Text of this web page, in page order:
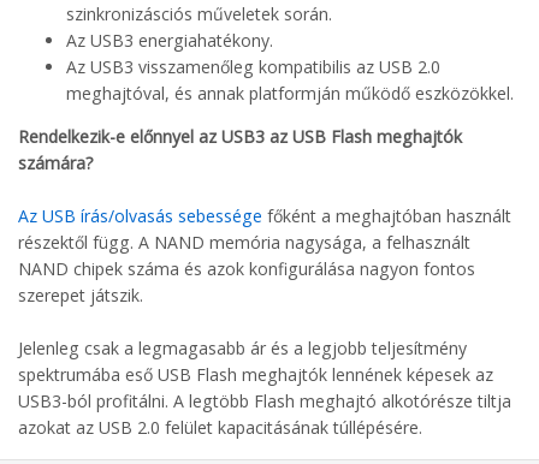
szinkronizásciós műveletek során.
Az USB3 energiahatékony.
Az USB3 visszamenőleg kompatibilis az USB 2.0
meghajtóval, és annak platformján működő eszközökkel.
Rendelkezik-e előnnyel az USB3 az USB Flash meghajtók
számára?
Az USB írás/olvasás sebessége főként a meghajtóban használt
részektől függ. A NAND memória nagysága, a felhasznált
NAND chipek száma és azok konfigurálása nagyon fontos
szerepet játszik.
Jelenleg csak a legmagasabb ár és a legjobb teljesítmény
spektrumába eső USB Flash meghajtók lennének képesek az
USB3-ból profitálni. A legtöbb Flash meghajtó alkotórésze tiltja
azokat az USB 2.0 felület kapacitásának túllépésére.